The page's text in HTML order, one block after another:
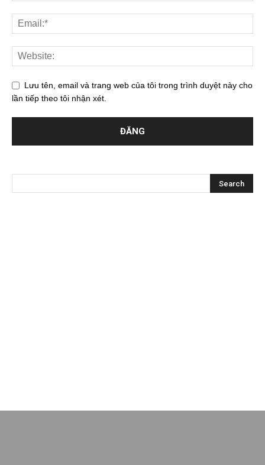
Lưu tên, email và trang web của tôi trong trình duyệt này cho
lần tiếp theo tôi nhận xét.